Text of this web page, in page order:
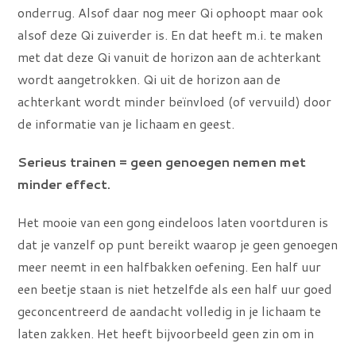
onderrug. Alsof daar nog meer Qi ophoopt maar ook
alsof deze Qi zuiverder is. En dat heeft m.i. te maken
met dat deze Qi vanuit de horizon aan de achterkant
wordt aangetrokken. Qi uit de horizon aan de
achterkant wordt minder beïnvloed (of vervuild) door
de informatie van je lichaam en geest.
Serieus trainen = geen genoegen nemen met
minder effect.
Het mooie van een gong eindeloos laten voortduren is
dat je vanzelf op punt bereikt waarop je geen genoegen
meer neemt in een halfbakken oefening. Een half uur
een beetje staan is niet hetzelfde als een half uur goed
geconcentreerd de aandacht volledig in je lichaam te
laten zakken. Het heeft bijvoorbeeld geen zin om in